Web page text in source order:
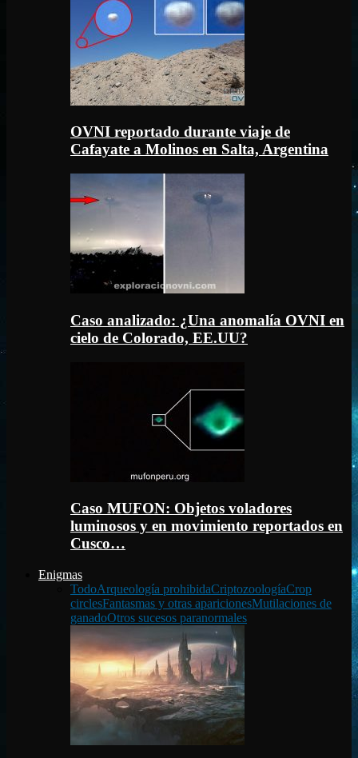
OVNI reportado durante viaje de
Cafayate a Molinos en Salta, Argentina
Caso analizado: ¿Una anomalía OVNI en
cielo de Colorado, EE.UU?
Caso MUFON: Objetos voladores
luminosos y en movimiento reportados en
Cusco…
Enigmas
TodoArqueología prohibidaCriptozoologíaCrop
circlesFantasmas y otras aparicionesMutilaciones de
ganadoOtros sucesos paranormales